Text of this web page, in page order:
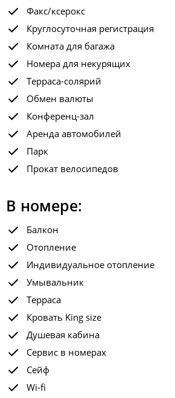
Факс/ксерокс
Круглосуточная регистрация
Комната для багажа
Номера для некурящих
Терраса-солярий
Обмен валюты
Конференц-зал
Аренда автомобилей
Парк
Прокат велосипедов
В номере:
Балкон
Отопление
Индивидуальное отопление
Умывальник
Терраса
Кровать King size
Душевая кабина
Сервис в номерах
Сейф
Wi-fi